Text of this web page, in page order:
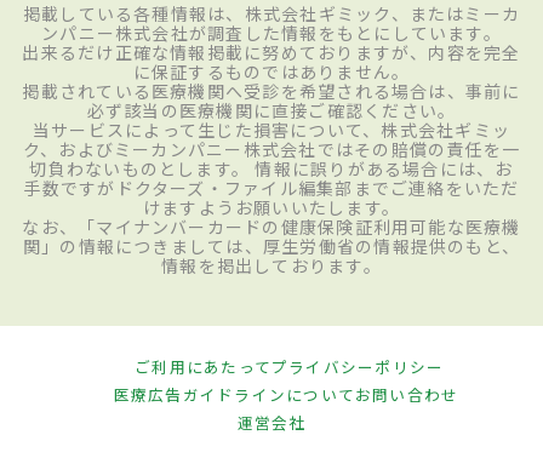
掲載している各種情報は、株式会社ギミック、またはミーカ
ンパニー株式会社が調査した情報をもとにしています。
出来るだけ正確な情報掲載に努めておりますが、内容を完全
に保証するものではありません。
掲載されている医療機関へ受診を希望される場合は、事前に
必ず該当の医療機関に直接ご確認ください。
当サービスによって生じた損害について、株式会社ギミッ
ク、およびミーカンパニー株式会社ではその賠償の責任を一
切負わないものとします。 情報に誤りがある場合には、お
手数ですがドクターズ・ファイル編集部までご連絡をいただ
けますようお願いいたします。
なお、「マイナンバーカードの健康保険証利用可能な医療機
関」の情報につきましては、厚生労働省の情報提供のもと、
情報を掲出しております。
ご利用にあたってプライバシーポリシー
医療広告ガイドラインについてお問い合わせ
運営会社